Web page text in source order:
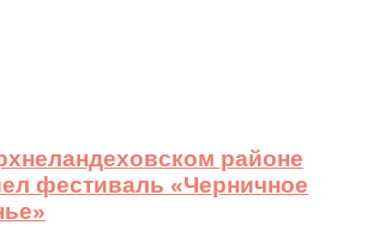
районе
фестиваль «Черничное